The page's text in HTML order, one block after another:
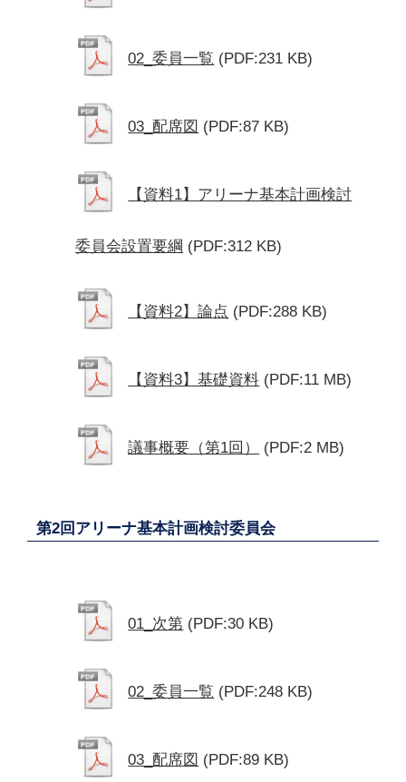
02_委員一覧 (PDF:231 KB)
03_配席図 (PDF:87 KB)
【資料1】アリーナ基本計画検討
委員会設置要綱 (PDF:312 KB)
【資料2】論点 (PDF:288 KB)
【資料3】基礎資料 (PDF:11 MB)
議事概要（第1回） (PDF:2 MB)
第2回アリーナ基本計画検討委員会
01_次第 (PDF:30 KB)
02_委員一覧 (PDF:248 KB)
03_配席図 (PDF:89 KB)